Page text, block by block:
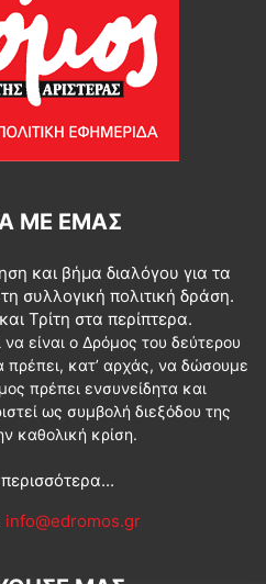
ΜΕ ΕΜΆΣ
και βήμα διαλόγου για τα
συλλογική πολιτική δράση.
Τρίτη στα περίπτερα.
να είναι ο Δρόμος του δεύτερου
κατ’ αρχάς, να δώσουμε
πρέπει ενσυνείδητα και
ως συμβολή διεξόδου της
καθολική κρίση.
info@edromos.gr